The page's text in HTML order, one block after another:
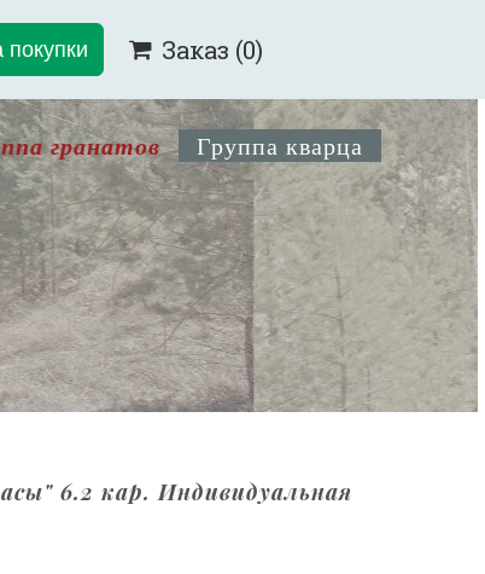
 Заказ (0)
гранатов Группа кварца
6.2 кар. Индивидуальная